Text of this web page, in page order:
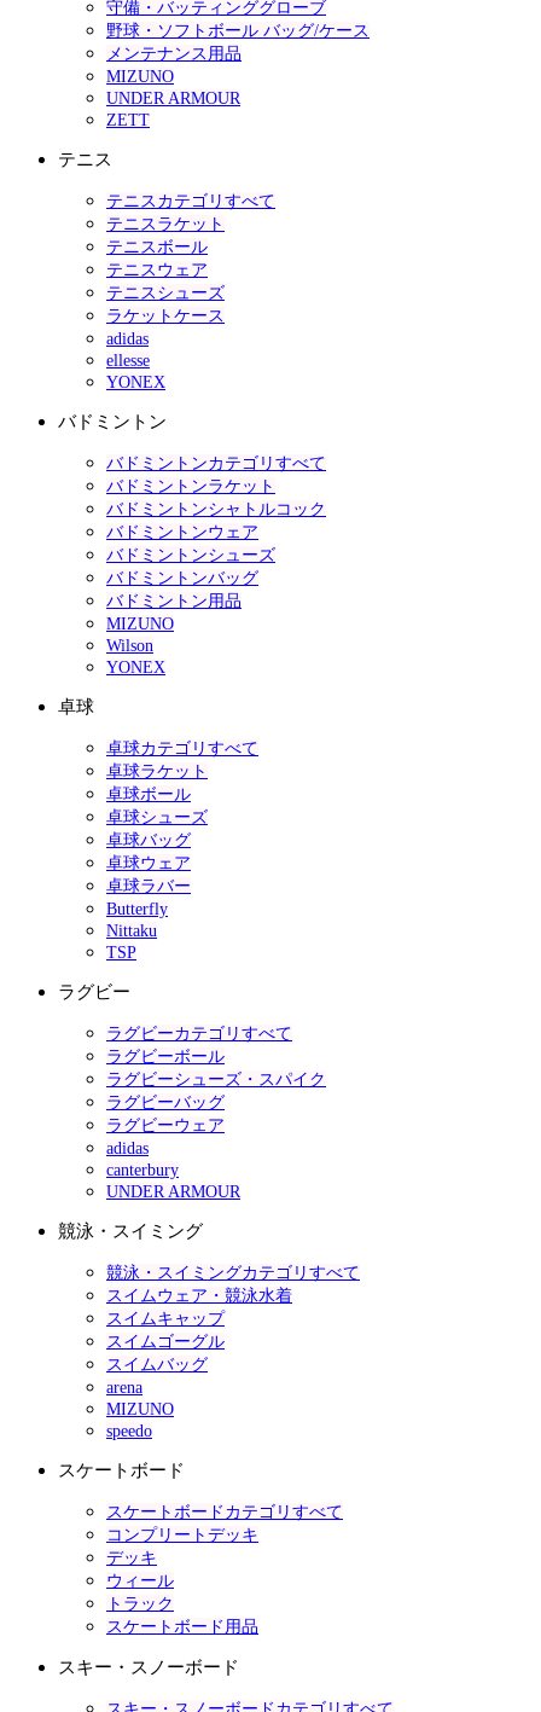
守備・バッティンググローブ
野球・ソフトボール バッグ/ケース
メンテナンス用品
MIZUNO
UNDER ARMOUR
ZETT
テニス
テニスカテゴリすべて
テニスラケット
テニスボール
テニスウェア
テニスシューズ
ラケットケース
adidas
ellesse
YONEX
バドミントン
バドミントンカテゴリすべて
バドミントンラケット
バドミントンシャトルコック
バドミントンウェア
バドミントンシューズ
バドミントンバッグ
バドミントン用品
MIZUNO
Wilson
YONEX
卓球
卓球カテゴリすべて
卓球ラケット
卓球ボール
卓球シューズ
卓球バッグ
卓球ウェア
卓球ラバー
Butterfly
Nittaku
TSP
ラグビー
ラグビーカテゴリすべて
ラグビーボール
ラグビーシューズ・スパイク
ラグビーバッグ
ラグビーウェア
adidas
canterbury
UNDER ARMOUR
競泳・スイミング
競泳・スイミングカテゴリすべて
スイムウェア・競泳水着
スイムキャップ
スイムゴーグル
スイムバッグ
arena
MIZUNO
speedo
スケートボード
スケートボードカテゴリすべて
コンプリートデッキ
デッキ
ウィール
トラック
スケートボード用品
スキー・スノーボード